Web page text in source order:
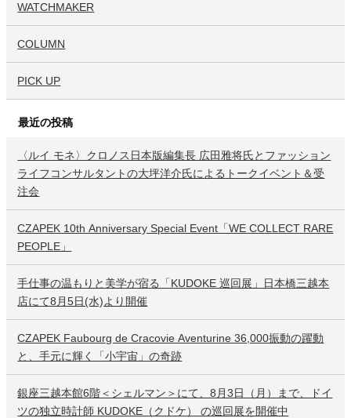
WATCHMAKER
COLUMN
PICK UP
最近の投稿
〈ルイ モネ〉クロノス日本版編集長 広田雅将氏とファッション
ライフコンサルタントの大坪洋介氏によるトークイベント＆受
注会
CZAPEK 10th Anniversary Special Event「WE COLLECT RARE
PEOPLE」
手仕事の温もりと美学が宿る「KUDOKE 巡回展」日本橋三越本
店にて8月5日(水)より開催
CZAPEK Faubourg de Cracovie Aventurine 36,000振動の躍動
と、手元に輝く「小宇宙」の奇跡
銀座三越本館6階＜シェルマン＞にて、8月3日（月）まで、ドイ
ツの独立時計師 KUDOKE（クドケ） の巡回展を開催中